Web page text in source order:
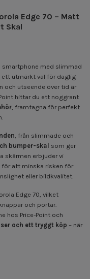
Edge 70 – Matt
Skal
smartphone med slimmad
ett utmärkt val för daglig
och utseende över tid är
hittar du ett noggrant
, framtagna för perfekt
, från slimmade och
bumper-skal
som ger
skärmen erbjuder vi
för att minska risken för
eller bildkvalitet.
Edge 70, vilket
och portar.
hos Price-Point och
och ett tryggt köp – när